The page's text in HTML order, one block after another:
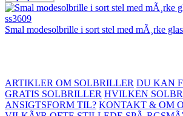
Smal modesolbrille i sort stel med mÃ¸rke glas
ARTIKLER OM SOLBRILLER DU KAN
GRATIS SOLBRILLER HVILKEN
ANSIGTSFORM TIL? KONTAKT & OM